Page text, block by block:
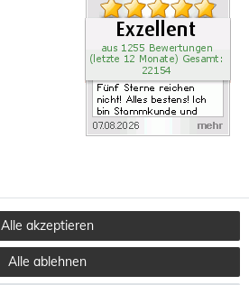
Alle akzeptieren
Alle ablehnen